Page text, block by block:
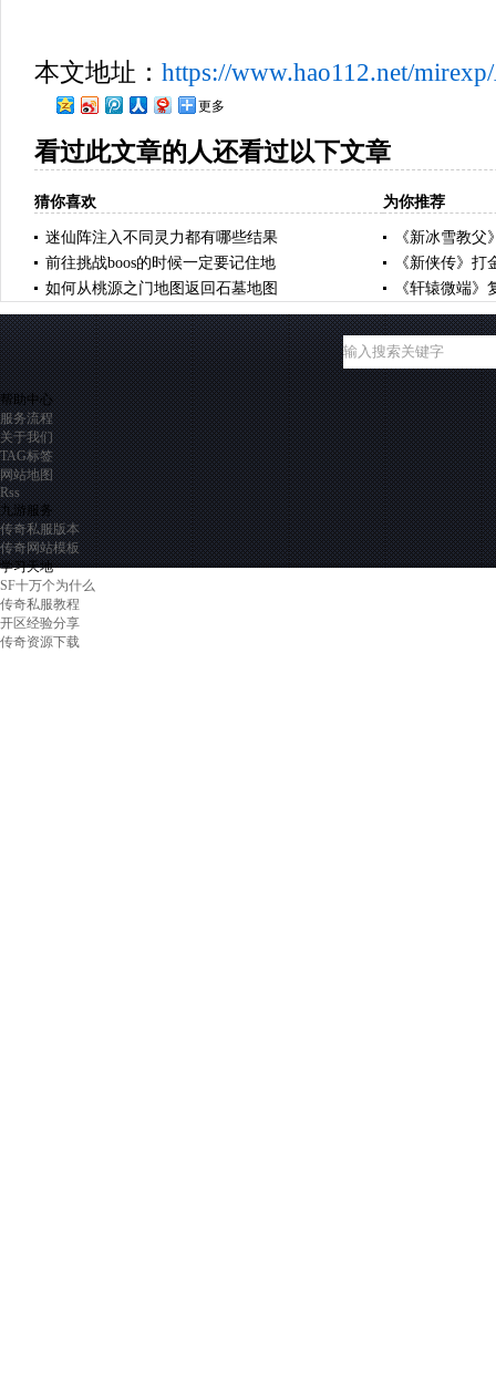
本文地址： https://www.hao112.net/
更多
看过此文章的人还看过以下文章
猜你喜欢
迷仙阵注入不同灵力都有哪些结果
前往挑战boos的时候一定要记住地
如何从桃源之门地图返回石墓地图
为你推荐
《新冰雪教
《新侠传》
《轩辕微端
帮助中心
服务流程
关于我们
TAG标签
网站地图
Rss
九游服务
传奇私服版本
传奇网站模板
学习天地
SF十万个为什么
传奇私服教程
开区经验分享
传奇资源下载